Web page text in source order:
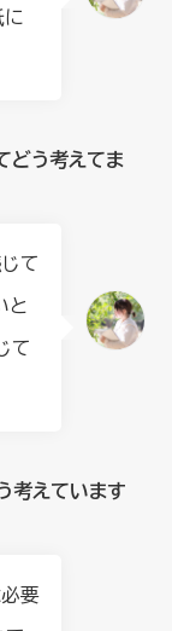
どう考えてま
て
と
て
考えています
要